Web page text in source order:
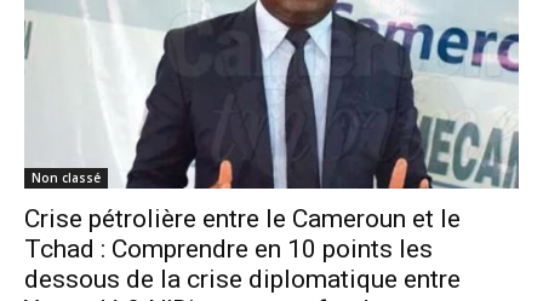
Non classé
Crise pétrolière entre le Cameroun et le
Tchad : Comprendre en 10 points les
dessous de la crise diplomatique entre